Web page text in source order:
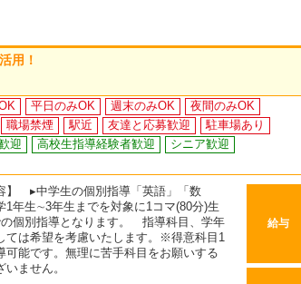
用！
平日のみOK 週末のみOK
夜間のみOK
職場禁煙 駅近 友達と応募歓迎
駐車場あり
迎 高校生指導経験者歓迎
シニア歓迎
】 ▸中学生の個別指導「英語」「数
年生∼3年生までを対象に1コマ(80分)生
個別指導となります。 指導科目、学年
ては希望を考慮いたします。※得意科目1
可能です。無理に苦手科目をお願いする
いません。
給与